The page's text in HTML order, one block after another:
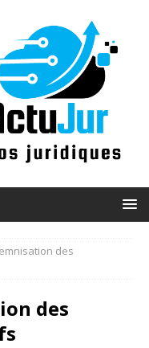
des
des